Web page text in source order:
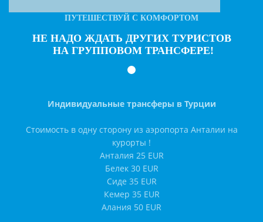
ПУТЕШЕСТВУЙ С КОМФОРТОМ
НЕ НАДО ЖДАТЬ ДРУГИХ ТУРИСТОВ
НА ГРУППОВОМ ТРАНСФЕРЕ!
Индивидуальные трансферы в Турции
Стоимость в одну сторону из аэропорта Анталии на
курорты !
Анталия 25 EUR
Белек 30 EUR
Сиде 35 EUR
Кемер 35 EUR
Алания 50 EUR